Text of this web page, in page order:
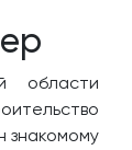
области
знакомому